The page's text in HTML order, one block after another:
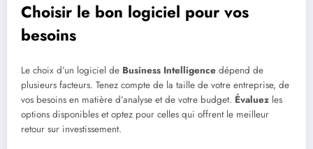
Choisir le bon logiciel pour vos
besoins
Le choix d’un logiciel de Business Intelligence dépend de
plusieurs facteurs. Tenez compte de la taille de votre entreprise, de
vos besoins en matière d’analyse et de votre budget. Évaluez les
options disponibles et optez pour celles qui offrent le meilleur
retour sur investissement.